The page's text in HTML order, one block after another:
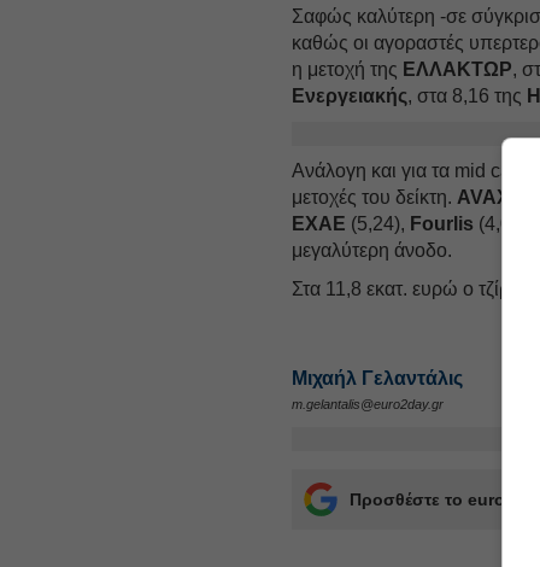
Σαφώς καλύτερη -σε
καθώς οι αγοραστές
η μετοχή της ΕΛΛΑΚΤΩΡ,
Ενεργειακής, στα 8,16 της
Ανάλογη και για τα mid
μετοχές του δείκτη. AVAX
EXAE (5,24), Fourlis (4,07),
μεγαλύτερη άνοδο.
Στα 11,8 εκατ. ευρώ ο
Μιχαήλ Γελαντάλις
m.gelantalis@euro2day.gr
Προσθέστε το